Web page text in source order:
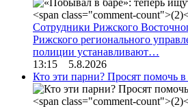
Сотрудники Рижского
Рижского регионального
полиции устанавливают…
13:15 5.8.2026
Кто эти парни? Просят помочь